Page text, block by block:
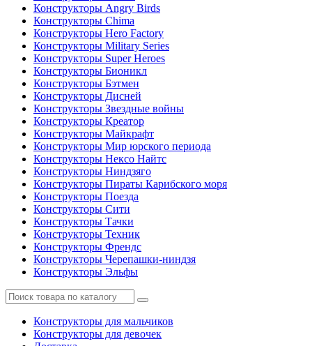
Конструкторы Angry Birds
Конструкторы Chima
Конструкторы Hero Factory
Конструкторы Military Series
Конструкторы Super Heroes
Конструкторы Бионикл
Конструкторы Бэтмен
Конструкторы Дисней
Конструкторы Звездные войны
Конструкторы Креатор
Конструкторы Майкрафт
Конструкторы Мир юрского периода
Конструкторы Нексо Найтс
Конструкторы Ниндзяго
Конструкторы Пираты Карибского моря
Конструкторы Поезда
Конструкторы Сити
Конструкторы Тачки
Конструкторы Техник
Конструкторы Френдс
Конструкторы Черепашки-ниндзя
Конструкторы Эльфы
Конструкторы для мальчиков
Конструкторы для девочек